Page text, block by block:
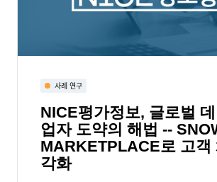
사례 연구
NICE평가정보, 글로벌
업자 도약의 해법 --
MARKETPLACE로 고객
각화